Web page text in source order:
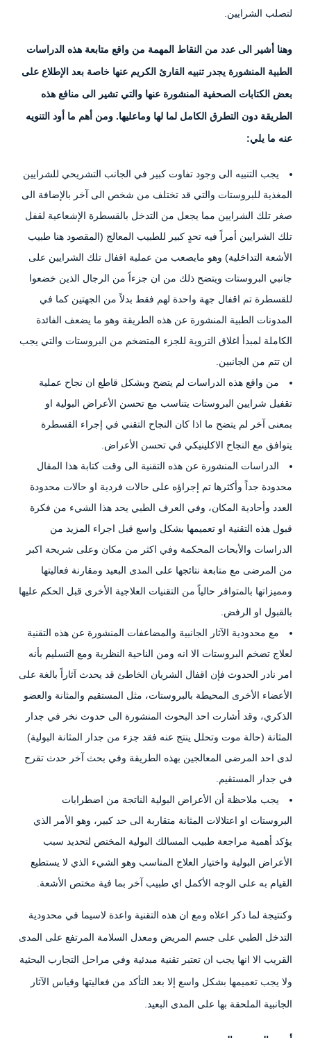
لتصلب الشرايين.
وهنا أشير الى عدد من النقاط المهمة من واقع متابعة هذه الدراسات
الطبية المنشورة يجدر تنبيه القارئ الكريم عنها خاصة بعد الإطلاع على
بعض الكتابات الصحفية المنشورة عنها والتي تشير الى منافع هذه
الطريقة دون التطرق الكامل لما لها وماعليها. ومن أهم ما أود التنويه
عنه ما يلي:
يجب التنبيه الى وجود تفاوت كبير في الجانب التشريحي للشرايين
المغذية للبروستات والتي قد تختلف من شخص الى آخر بالإضافة الى
صغر تلك الشرايين مما يجعل من التدخل بالقسطرة الإشعاعية لقفل
تلك الشرايين أمراً فيه تحدٍ كبير للطبيب المعالج (المقصود هنا طبيب
الأشعة التداخلية) وهو مايصعب من عملية اقفال تلك الشرايين على
جانبي البروستات ويتضح ذلك من ان جزءاً من الرجال الذين خضعوا
للقسطرة تم اقفال جهة واحدة لهم فقط بدلاً من الجهتين كما في
المدونات الطبية المنشورة عن هذه الطريقة وهو ما يضعف الفائدة
الكاملة لمبدأ اغلاق التروية للجزء المتضخم من البروستات والتي يجب
ان تتم من الجانبين.
من واقع هذه الدراسات لم يتضح وبشكل قاطع ان نجاح عملية
تقفيل شرايين البروستات يتناسب مع تحسن الأعراض البولية او
بمعنى آخر لم يتضح ما اذا كان النجاح التقني في إجراء القسطرة
يتوافق مع النجاح الاكلينيكي في تحسن الأعراض.
الدراسات المنشورة عن هذه التقنية الى وقت كتابة هذا المقال
محدودة جداً وأكثرها تم إجراؤه على حالات فردية او حالات محدودة
العدد وأحادية المكان، وفي العرف الطبي يحد هذا الشيء من فكرة
قبول هذه التقنية او تعميمها بشكل واسع قبل اجراء المزيد من
الدراسات والأبحاث المحكمة وفي اكثر من مكان وعلى شريحة اكبر
من المرضى مع متابعة نتائجها على المدى البعيد ومقارنة فعاليتها
ومميزاتها بالمتوافر حالياً من التقنيات العلاجية الأخرى قبل الحكم عليها
بالقبول او الرفض.
مع محدودية الآثار الجانبية والمضاعفات المنشورة عن هذه التقنية
لعلاج تضخم البروستات الا انه ومن الناحية النظرية ومع التسليم بأنه
امر نادر الحدوث فإن اقفال الشريان الخاطئ قد يحدث آثاراً بالغة على
الأعضاء الأخرى المحيطة بالبروستات، مثل المستقيم والمثانة والعضو
الذكري، وقد أشارت احد البحوث المنشورة الى حدوث نخر في جدار
المثانة (حالة موت وتحلل ينتج عنه فقد جزء من جدار المثانة البولية)
لدى احد المرضى المعالجين بهذه الطريقة وفي بحث آخر حدث تقرح
في جدار المستقيم.
يجب ملاحظة أن الأعراض البولية الناتجة من اضطرابات
البروستات او اعتلالات المثانة متقاربة الى حد كبير، وهو الأمر الذي
يؤكد أهمية مراجعة طبيب المسالك البولية المختص لتحديد سبب
الأعراض البولية واختيار العلاج المناسب وهو الشيء الذي لا يستطيع
القيام به على الوجه الأكمل اي طبيب آخر بما فية مختص الأشعة.
وكنتيجة لما ذكر اعلاه ومع ان هذه التقنية واعدة لاسيما في محدودية
التدخل الطبي على جسم المريض ومعدل السلامة المرتفع على المدى
القريب الا انها يجب ان تعتبر تقنية مبدئية وفي مراحل التجارب البحثية
ولا يجب تعميمها بشكل واسع إلا بعد التأكد من فعاليتها وقياس الآثار
الجانبية الملحقة بها على المدى البعيد.